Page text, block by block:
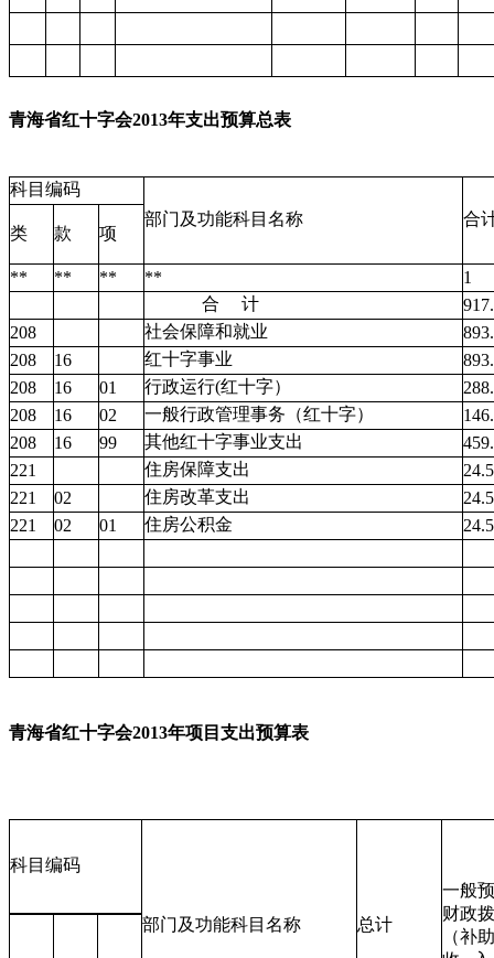
青海省红十字会2013年支出预算总表
科目编码
部门及功能科目名称
合
类 款 项
** ** ** **
1
合
计
208
社会保障和就业
208
16 红十字事业
208
16 01 行政运行(红十字）
208
16 02 一般行政管理事务（红十字）
208
16 99 其他红十字事业支出
221
住房保障支出
221
02 住房改革支出
221
02 01 住房公积金
青海省红十字会2013年项目支出预算表
科目编码
部门及功能科目名称 总计
一般
财政
（补